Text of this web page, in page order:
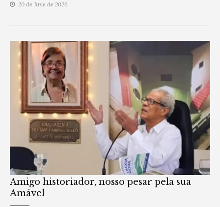
20 de June de 2026
Amigo historiador, nosso pesar pela sua
Amável